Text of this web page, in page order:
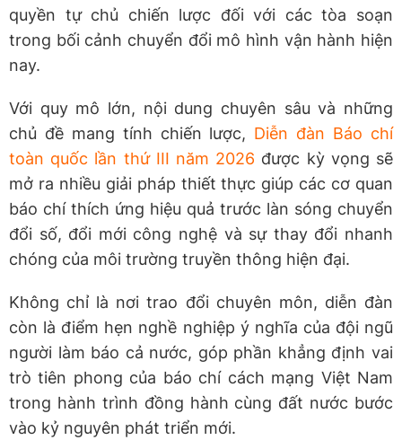
quyền tự chủ chiến lược đối với các tòa soạn
trong bối cảnh chuyển đổi mô hình vận hành hiện
nay.
Với quy mô lớn, nội dung chuyên sâu và những
chủ đề mang tính chiến lược, Diễn đàn Báo chí
toàn quốc lần thứ III năm 2026 được kỳ vọng sẽ
mở ra nhiều giải pháp thiết thực giúp các cơ quan
báo chí thích ứng hiệu quả trước làn sóng chuyển
đổi số, đổi mới công nghệ và sự thay đổi nhanh
chóng của môi trường truyền thông hiện đại.
Không chỉ là nơi trao đổi chuyên môn, diễn đàn
còn là điểm hẹn nghề nghiệp ý nghĩa của đội ngũ
người làm báo cả nước, góp phần khẳng định vai
trò tiên phong của báo chí cách mạng Việt Nam
trong hành trình đồng hành cùng đất nước bước
vào kỷ nguyên phát triển mới.